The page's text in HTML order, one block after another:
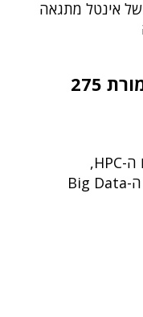
אינטל מתגאה
עוד אייקון נפל: HPE רוכשת את SGI תמורת 275
הרכישה תבסס את מעמדה של ענקית ה-IT בעולם ה-HPC,
מחשוב עתיר ביצועים, עם עוד התמקדות בתחומי ה-Big Data